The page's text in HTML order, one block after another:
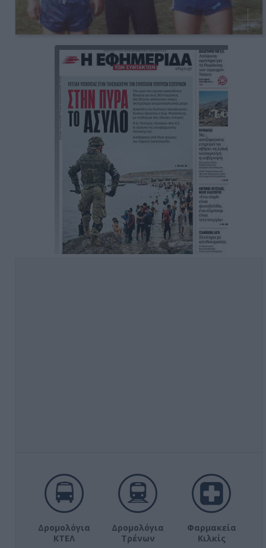
Δρομολόγια
ΚΤΕΛ
Δρομολόγια
Τρένων
Φαρμακεία
Κιλκίς